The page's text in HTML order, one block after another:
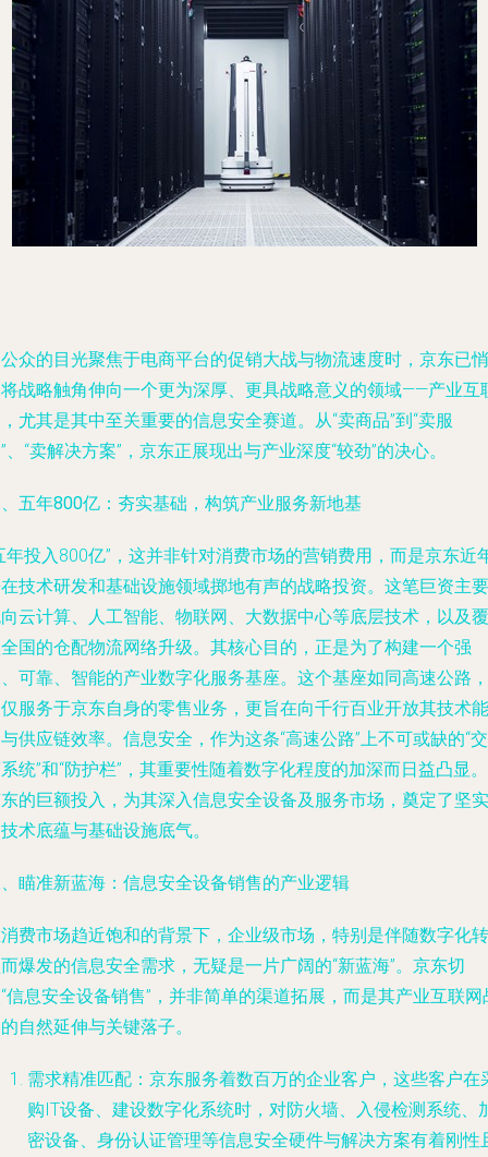
众的目光聚焦于电商平台的促销大战与物流速度时，京东已悄
战略触角伸向一个更为深厚、更具战略意义的领域——产业互
尤其是其中至关重要的信息安全赛道。从“卖商品”到“卖服
、“卖解决方案”，京东正展现出与产业深度“较劲”的决心。
五年800亿：夯实基础，构筑产业服务新地基
年投入800亿”，这并非针对消费市场的营销费用，而是京东近
技术研发和基础设施领域掷地有声的战略投资。这笔巨资主要
云计算、人工智能、物联网、大数据中心等底层技术，以及覆
国的仓配物流网络升级。其核心目的，正是为了构建一个强
可靠、智能的产业数字化服务基座。这个基座如同高速公路，
服务于京东自身的零售业务，更旨在向千行百业开放其技术能
供应链效率。信息安全，作为这条“高速公路”上不可或缺的“交
统”和“防护栏”，其重要性随着数字化程度的加深而日益凸显。
的巨额投入，为其深入信息安全设备及服务市场，奠定了坚实
术底蕴与基础设施底气。
瞄准新蓝海：信息安全设备销售的产业逻辑
费市场趋近饱和的背景下，企业级市场，特别是伴随数字化转
爆发的信息安全需求，无疑是一片广阔的“新蓝海”。京东切
信息安全设备销售”，并非简单的渠道拓展，而是其产业互联网
自然延伸与关键落子。
需求精准匹配 ：京东服务着数百万的企业客户，这些客户在
购IT设备、建设数字化系统时，对防火墙、入侵检测系统、
密设备、身份认证管理等信息安全硬件与解决方案有着刚性